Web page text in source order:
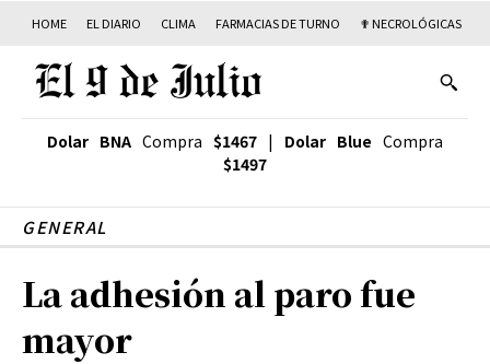
HOME EL DIARIO CLIMA FARMACIAS DE TURNO ✟ NECROLÓGICAS
Dolar BNA Compra $1467 | Dolar Blue Compra
$1497
GENERAL
La adhesión al paro fue
mayor